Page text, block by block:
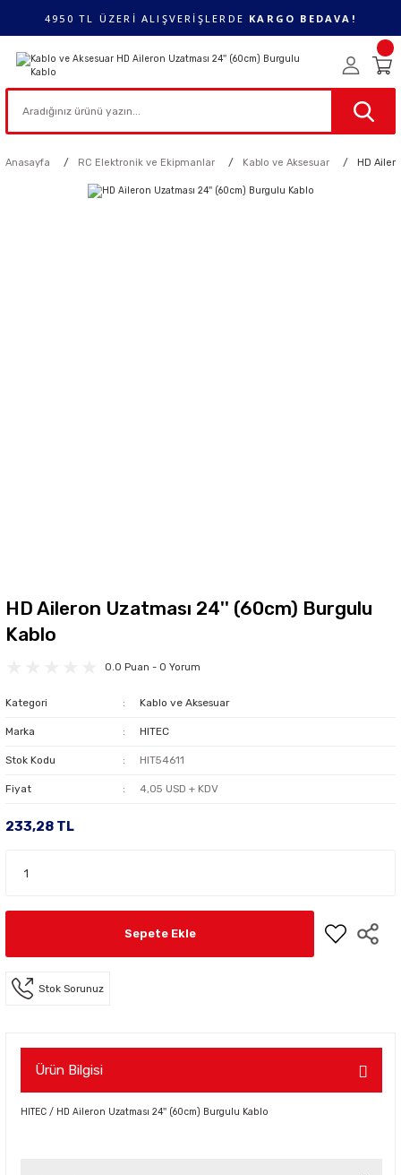
4950 TL ÜZERİ ALIŞVERİŞLERDE KARGO BEDAVA!
Anasayfa RC Elektronik ve Ekipmanlar Kablo ve Aksesuar HD
HD Aileron Uzatması 24'' (60cm) Burgulu
Kablo
0.0 Puan - 0 Yorum
Kategori Kablo ve Aksesuar
Marka HITEC
Stok Kodu HIT54611
Fiyat 4,05 USD + KDV
233,28 TL
Sepete Ekle
Stok Sorunuz
Ürün Bilgisi
HITEC / HD Aileron Uzatması 24'' (60cm) Burgulu Kablo